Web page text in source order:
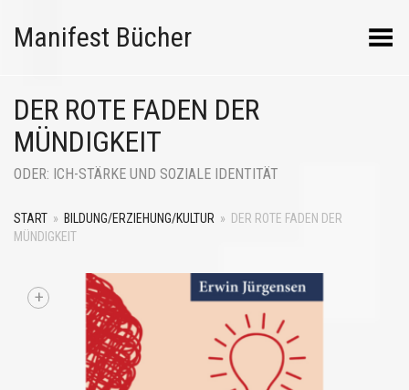
Manifest Bücher Menü umschalten
DER ROTE FADEN DER
MÜNDIGKEIT
ODER: ICH-STÄRKE UND SOZIALE IDENTITÄT
START » BILDUNG/ERZIEHUNG/KULTUR » DER ROTE FADEN DER
MÜNDIGKEIT
+